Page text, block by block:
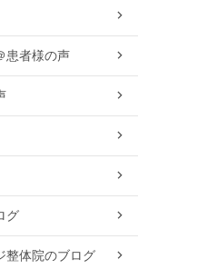
患者様の声
グ
整体院のブログ